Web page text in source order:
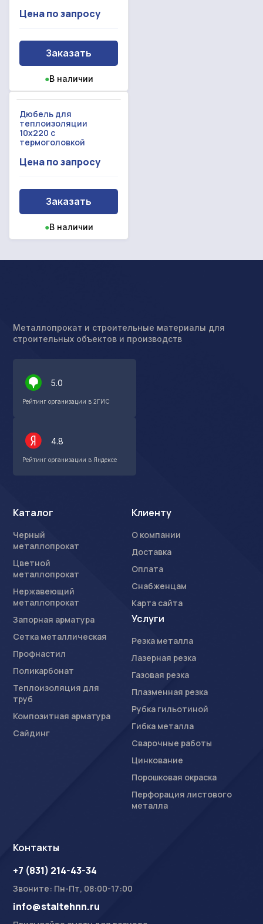
Цена по запросу
Заказать
●В наличии
Дюбель для
теплоизоляции
10x220 с
термоголовкой
Цена по запросу
Заказать
●В наличии
Металлопрокат и строительные материалы для
строительных объектов и производств
5.0
Рейтинг организации в 2ГИС
4.8
Рейтинг организации в Яндексе
Каталог
Черный
металлопрокат
Цветной
металлопрокат
Нержавеющий
металлопрокат
Запорная арматура
Сетка металлическая
Профнастил
Поликарбонат
Теплоизоляция для
труб
Композитная арматура
Сайдинг
Клиенту
О компании
Доставка
Оплата
Снабженцам
Карта сайта
Услуги
Резка металла
Лазерная резка
Газовая резка
Плазменная резка
Рубка гильотиной
Гибка металла
Сварочные работы
Цинкование
Порошковая окраска
Перфорация листового
металла
Контакты
+7 (831) 214-43-34
Звоните: Пн-Пт, 08:00-17:00
info@staltehnn.ru